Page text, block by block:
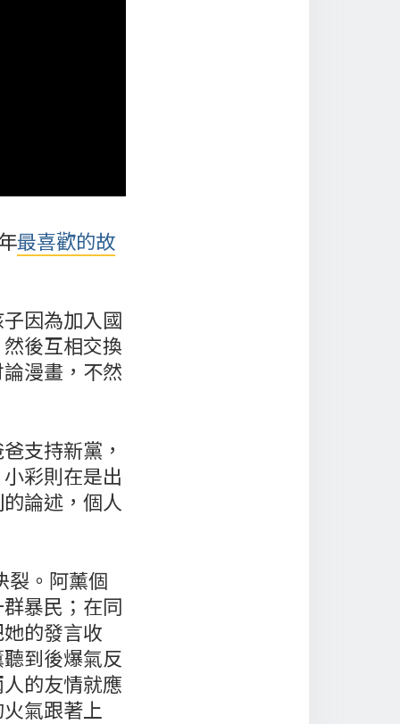
最喜歡的故
因為加入國
後互相交換
漫畫，不然
支持新黨，
彩則在是出
論述，個人
裂。阿薰個
暴民；在同
的發言收
到後爆氣反
的友情就應
氣跟著上